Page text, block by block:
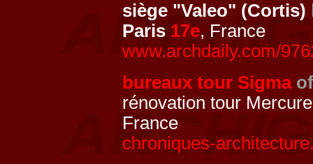
siège "Valeo" (Cortis)
Paris 17e, France
www.archdaily.com/
bureaux tour Sigma
rénovation tour
France
chroniques-